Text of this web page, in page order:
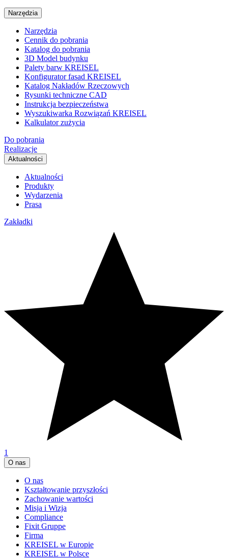
Narzędzia
Narzędzia
Cennik do pobrania
Katalog do pobrania
3D Model budynku
Palety barw KREISEL
Konfigurator fasad KREISEL
Katalog Nakładów Rzeczowych
Rysunki techniczne CAD
Instrukcja bezpieczeństwa
Wyszukiwarka Rozwiązań KREISEL
Kalkulator zużycia
Do pobrania
Realizacje
Aktualności
Aktualności
Produkty
Wydarzenia
Prasa
Zakładki
1
O nas
O nas
Kształtowanie przyszłości
Zachowanie wartości
Misja i Wizja
Compliance
Fixit Gruppe
Firma
KREISEL w Europie
KREISEL w Polsce